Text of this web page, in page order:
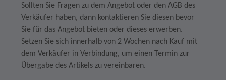
Sollten Sie Fragen zu dem Angebot oder den AGB des
Verkäufer haben, dann kontaktieren Sie diesen bevor
Sie für das Angebot bieten oder dieses erwerben.
Setzen Sie sich innerhalb von 2 Wochen nach Kauf mit
dem Verkäufer in Verbindung, um einen Termin zur
Übergabe des Artikels zu vereinbaren.